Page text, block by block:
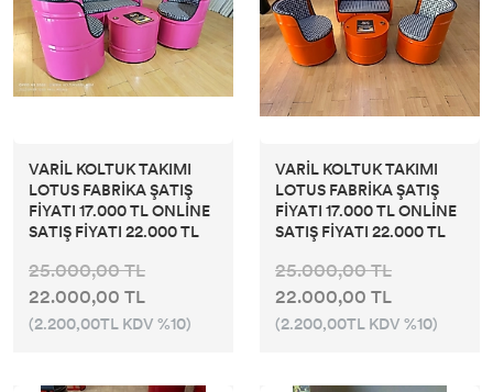
VARİL KOLTUK TAKIMI
LOTUS FABRİKA ŞATIŞ
FİYATI 17.000 TL ONLİNE
SATIŞ FİYATI 22.000 TL
25.000,00 TL
22.000,00 TL
(2.200,00TL KDV %10)
VARİL KOLTUK TAKIMI
LOTUS FABRİKA ŞATIŞ
FİYATI 17.000 TL ONLİNE
SATIŞ FİYATI 22.000 TL
25.000,00 TL
22.000,00 TL
(2.200,00TL KDV %10)